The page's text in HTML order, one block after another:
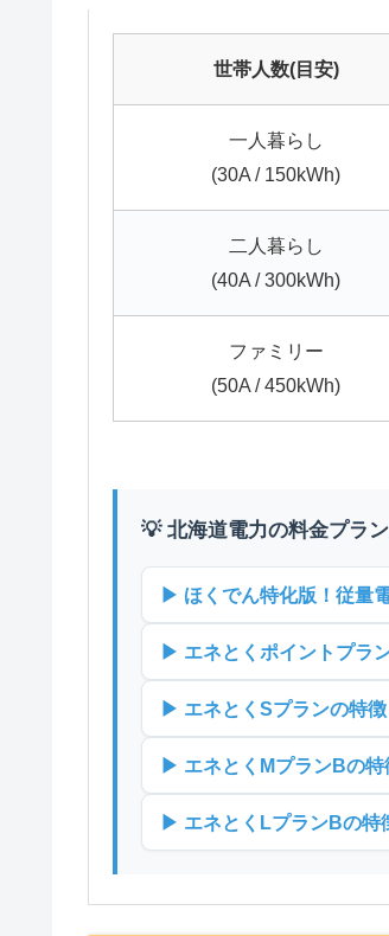
世帯人数(目安)
一人暮らし
(30A / 150kWh)
二人暮らし
(40A / 300kWh)
ファミリー
(50A / 450kWh)
💡 北海道電力の料金プラ
▶ ほくでん特化版！従量
▶ エネとくポイントプラ
▶ エネとくSプランの特
▶ エネとくMプランBの
▶ エネとくLプランBの特